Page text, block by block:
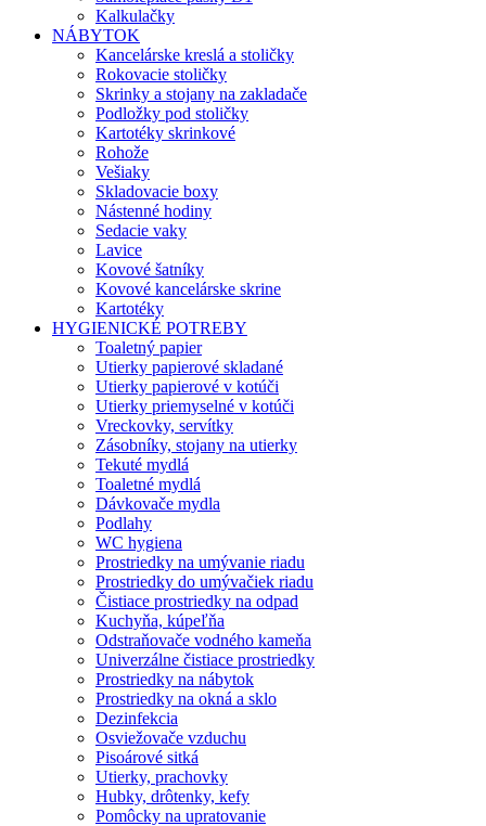
Kalkulačky
NÁBYTOK
Kancelárske kreslá a stoličky
Rokovacie stoličky
Skrinky a stojany na zakladače
Podložky pod stoličky
Kartotéky skrinkové
Rohože
Vešiaky
Skladovacie boxy
Nástenné hodiny
Sedacie vaky
Lavice
Kovové šatníky
Kovové kancelárske skrine
Kartotéky
HYGIENICKÉ POTREBY
Toaletný papier
Utierky papierové skladané
Utierky papierové v kotúči
Utierky priemyselné v kotúči
Vreckovky, servítky
Zásobníky, stojany na utierky
Tekuté mydlá
Toaletné mydlá
Dávkovače mydla
Podlahy
WC hygiena
Prostriedky na umývanie riadu
Prostriedky do umývačiek riadu
Čistiace prostriedky na odpad
Kuchyňa, kúpeľňa
Odstraňovače vodného kameňa
Univerzálne čistiace prostriedky
Prostriedky na nábytok
Prostriedky na okná a sklo
Dezinfekcia
Osviežovače vzduchu
Pisoárové sitká
Utierky, prachovky
Hubky, drôtenky, kefy
Pomôcky na upratovanie